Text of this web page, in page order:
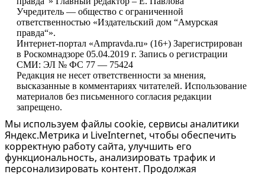
Учредитель — общество с ограниченной
ответственностью «Издательский дом “Амурская
правда“».
Интернет-портал «Ampravda.ru» (16+) Зарегистрирован
в Роскомнадзоре 05.04.2019 г. Запись о регистрации
СМИ: ЭЛ № ФС 77 — 75424
Редакция не несет ответственности за мнения,
высказанные в комментариях читателей. Использование
материалов без письменного согласия редакции
запрещено.
Мы используем файлы cookie, сервисы аналитики
Яндекс.Метрика и LiveInternet, чтобы обеспечить
корректную работу сайта, улучшить его
функциональность, анализировать трафик и
персонализировать контент. Продолжая